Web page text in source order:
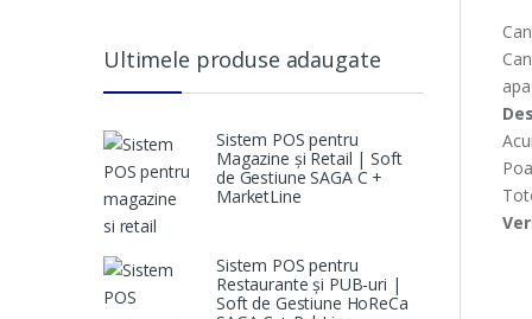
Ultimele produse adaugate
Sistem POS pentru
Magazine și Retail | Soft
de Gestiune SAGA C +
MarketLine
Sistem POS pentru
Restaurante și PUB-uri |
Soft de Gestiune HoReCa